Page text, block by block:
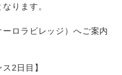
ります。
ロラビレッジ）へご案内
2日目】